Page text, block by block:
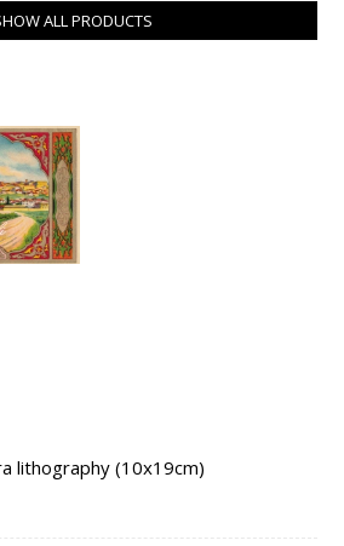
ALL PRODUCTS
lithography (10x19cm)